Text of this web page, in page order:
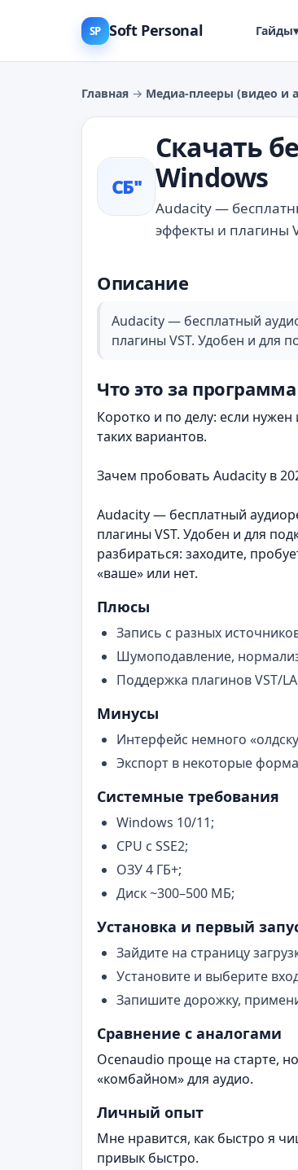
SP Soft Personal Гайды
Главная → Медиа-плееры (видео и
СБ"
Скачать
Windows
Audacity —
эффекты и плагины
Описание
Audacity — бесплатный
плагины VST. Удобен и для
Что это за программа
Коротко и по делу: если
таких вариантов.
Зачем пробовать Audacity в
Audacity — бесплатный
плагины VST. Удобен и для
разбираться: заходите,
«ваше» или нет.
Плюсы
Запись с разных
Шумоподавление,
Поддержка плагинов VST/
Минусы
Интерфейс немного
Экспорт в некоторые
Системные требования
Windows 10/11;
CPU с SSE2;
ОЗУ 4 ГБ+;
Диск ~300–500 МБ;
Установка и первый
Зайдите на страницу
Установите и выберите
Запишите дорожку,
Сравнение с аналогами
Ocenaudio проще на старте,
«комбайном» для аудио.
Личный опыт
Мне нравится, как быстро я
привык быстро.